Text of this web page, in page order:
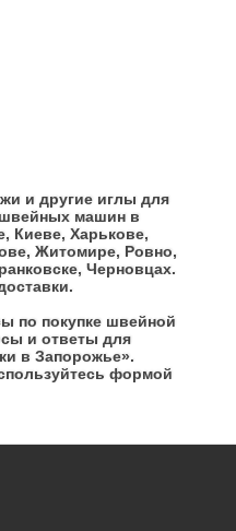
и другие иглы для
машин в
Киеве, Харькове,
Житомире, Ровно,
Черновцах.
по покупке швейной
и ответы для
в Запорожье».
формой